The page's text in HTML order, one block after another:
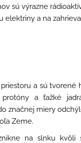
sú výrazne
elektriny a na
a sú tvorené
a ťažké
značnej miery
Zeme.
na slnku kvôli